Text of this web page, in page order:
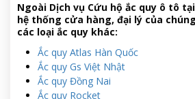
Ngoài Dịch vụ Cứu hộ ắc quy ô tô
hệ thống cửa hàng, đại lý của
các loại ắc quy khác:
Ắc quy Atlas Hàn Quốc
Ắc quy Gs Việt Nhật
Ắc quy Đồng Nai
Ắc quy Rocket